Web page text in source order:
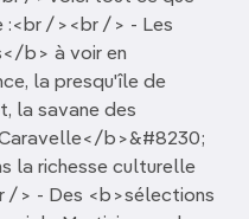
:<br /><br /> - Les
b> à voir en
la presqu'île de
la savane des
b>&#8230;
la richesse culturelle
/> - Des <b>sélections